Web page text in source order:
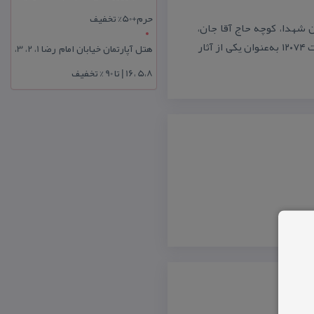
كوچه حاج آقا جان،
جنب هتل غدیر واقع شده و این اثر در تاریخ ۱۲ تیر ۱۳۸۴ با شمارهٔ ثبت ۱۲۰۷۴ به‌عنوان یكی از آثار
حرم+50% تخفیف
هتل آپارتمان خیابان امام رضا 1، 2، 3،
5،8 ،16 | تا 90 % تخفیف